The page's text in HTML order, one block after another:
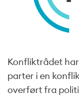
Konfliktrådet
parter i en
overført fra